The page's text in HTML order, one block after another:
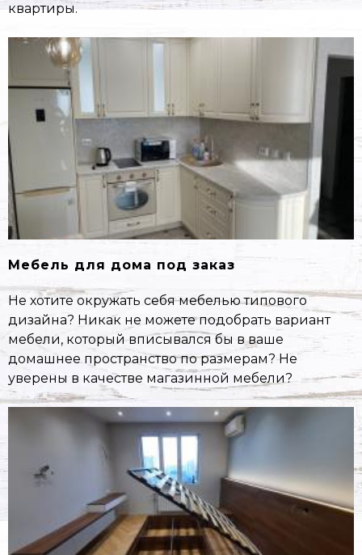
квартиры.
Мебель для дома под заказ
Не хотите окружать себя мебелью типового
дизайна? Никак не можете подобрать вариант
мебели, который вписывался бы в ваше
домашнее пространство по размерам? Не
уверены в качестве магазинной мебели?